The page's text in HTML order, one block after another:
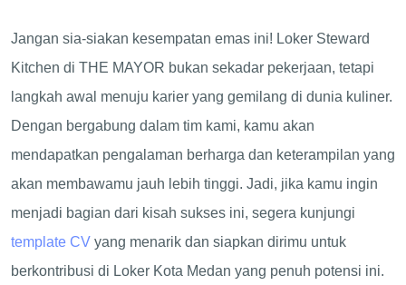
Jangan sia-siakan kesempatan emas ini! Loker Steward
Kitchen di THE MAYOR bukan sekadar pekerjaan, tetapi
langkah awal menuju karier yang gemilang di dunia kuliner.
Dengan bergabung dalam tim kami, kamu akan
mendapatkan pengalaman berharga dan keterampilan yang
akan membawamu jauh lebih tinggi. Jadi, jika kamu ingin
menjadi bagian dari kisah sukses ini, segera kunjungi
template CV yang menarik dan siapkan dirimu untuk
berkontribusi di Loker Kota Medan yang penuh potensi ini.